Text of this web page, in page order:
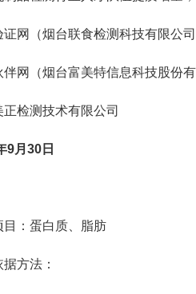
证网（烟台联食检测科技有限公
伴网（烟台富美特信息科技股份
正检测技术有限公司
9月30日
目：蛋白质、脂肪
方法：